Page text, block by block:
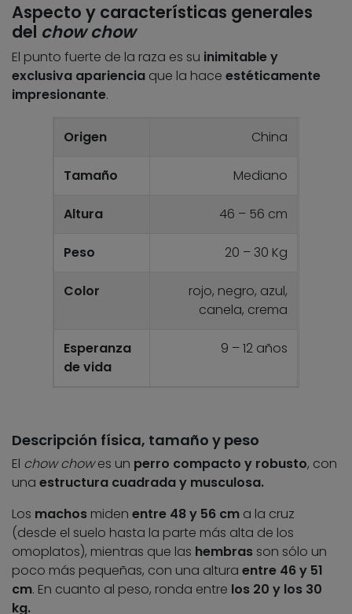
Aspecto y características generales
del chow chow
El punto fuerte de la raza es su inimitable y
exclusiva apariencia que la hace estéticamente
impresionante.
Origen China
Tamaño Mediano
Altura 46 – 56 cm
Peso 20 – 30 Kg
Color
rojo, negro, azul,
canela, crema
Esperanza
de vida
9 – 12 años
Descripción física, tamaño y peso
El chow chowes un perro compacto y robusto, con
una estructura cuadrada y musculosa.
Los machos miden entre 48 y 56 cm a la cruz
(desde el suelo hasta la parte más alta de los
omoplatos), mientras que las hembras son sólo un
poco más pequeñas, con una altura entre 46 y 51
cm. En cuanto al peso, ronda entre los 20 y los 30
kg.